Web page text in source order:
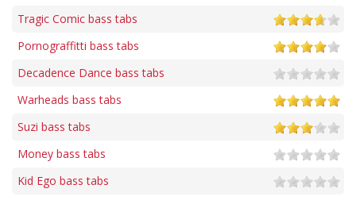
Tragic Comic bass tabs
Pornograffitti bass tabs
Decadence Dance bass tabs
Warheads bass tabs
Suzi bass tabs
Money bass tabs
Kid Ego bass tabs